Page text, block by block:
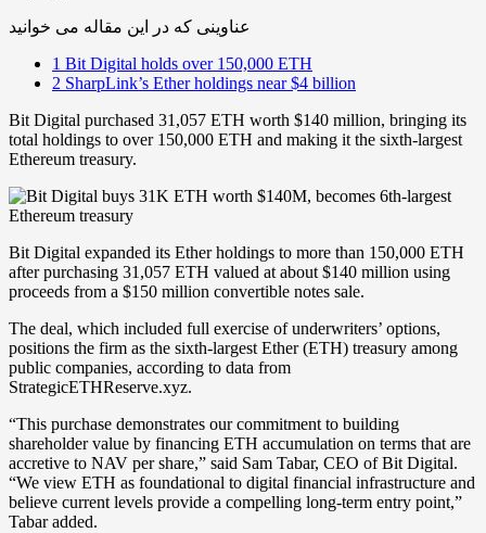
عناوینی که در این مقاله می خوانید
1 Bit Digital holds over 150,000 ETH
2 SharpLink’s Ether holdings near $4 billion
Bit Digital purchased 31,057 ETH worth $140 million, bringing its
total holdings to over 150,000 ETH and making it the sixth-largest
Ethereum treasury.
Bit Digital expanded its Ether holdings to more than 150,000 ETH
after purchasing 31,057 ETH valued at about $140 million using
proceeds from a $150 million convertible notes sale.
The deal, which included full exercise of underwriters’ options,
positions the firm as the sixth-largest Ether (ETH) treasury among
public companies, according to data from
StrategicETHReserve.xyz.
“This purchase demonstrates our commitment to building
shareholder value by financing ETH accumulation on terms that are
accretive to NAV per share,” said Sam Tabar, CEO of Bit Digital.
“We view ETH as foundational to digital financial infrastructure and
believe current levels provide a compelling long-term entry point,”
Tabar added.